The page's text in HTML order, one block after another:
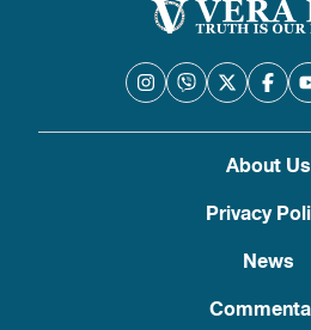
About Us
Privacy
News